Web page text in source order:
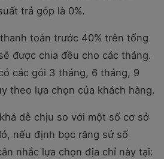
trả góp là 0%.
toán trước 40% trên tổng
được chia đều cho các tháng.
các gói 3 tháng, 6 tháng, 9
theo lựa chọn của khách hàng.
dễ chịu so với một số cơ sở
nếu định bọc răng sứ số
nhắc lựa chọn địa chỉ này tại: